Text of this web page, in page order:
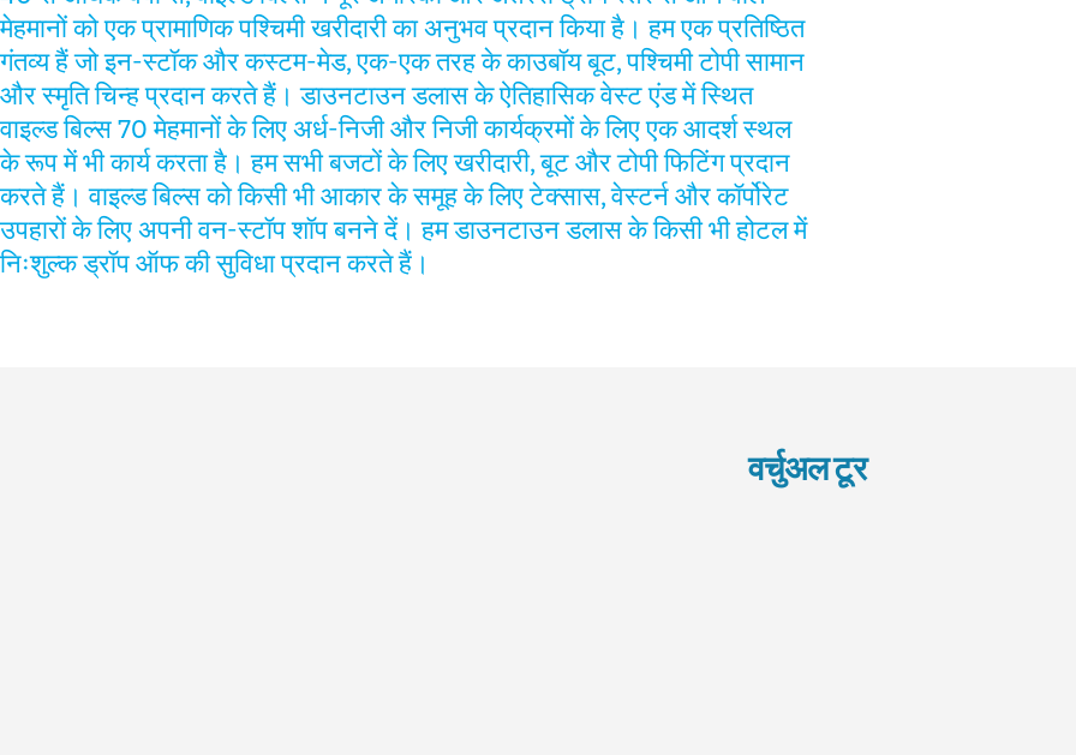
मेहमानों को एक प्रामाणिक पश्चिमी खरीदारी का अनुभव प्रदान किया है। हम एक प्रतिष्ठित
गंतव्य हैं जो इन-स्टॉक और कस्टम-मेड, एक-एक तरह के काउबॉय बूट, पश्चिमी टोपी सामान
और स्मृति चिन्ह प्रदान करते हैं। डाउनटाउन डलास के ऐतिहासिक वेस्ट एंड में स्थित
वाइल्ड बिल्स 70 मेहमानों के लिए अर्ध-निजी और निजी कार्यक्रमों के लिए एक आदर्श स्थल
के रूप में भी कार्य करता है। हम सभी बजटों के लिए खरीदारी, बूट और टोपी फिटिंग प्रदान
करते हैं। वाइल्ड बिल्स को किसी भी आकार के समूह के लिए टेक्सास, वेस्टर्न और कॉर्पोरेट
उपहारों के लिए अपनी वन-स्टॉप शॉप बनने दें। हम डाउनटाउन डलास के किसी भी होटल में
निःशुल्क ड्रॉप ऑफ की सुविधा प्रदान करते हैं।
वर्चुअल टूर